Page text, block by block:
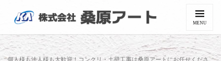
MENU
個人様も法人様も大歓迎！コンクリ・土壁工事は桑原アートにお任せくださ